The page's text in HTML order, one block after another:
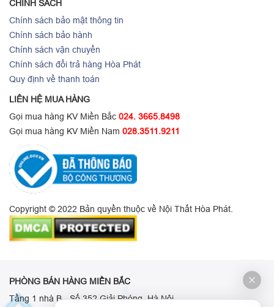
CHÍNH SÁCH
Chính sách bảo mật thông tin
Chính sách bảo hành
Chính sách vận chuyển
Chính sách đổi trả hàng Hòa Phát
Quy định về thanh toán
LIÊN HỆ MUA HÀNG
Gọi mua hàng KV Miền Bắc 024. 3665.8498
Gọi mua hàng KV Miền Nam 028.3511.9211
Copyright © 2022 Bản quyền thuộc về Nội Thất Hòa Phát.
PHÒNG BÁN HÀNG MIỀN BẮC
Tầng 1 nhà B - Số 352 Giải Phóng, Hà Nội